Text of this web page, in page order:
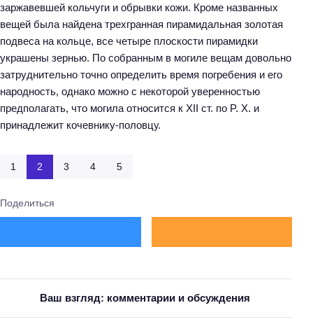
заржавевшей кольчуги и обрывки кожи. Кроме названных
вещей была найдена трехгранная пирамидальная золотая
подвеса на кольце, все четыре плоскости пирамидки
украшены зернью. По собранным в могиле вещам довольно
затруднительно точно определить время погребения и его
народность, однако можно с некоторой уверенностью
предполагать, что могила относится к XII ст. по P. X. и
принадлежит кочевнику-половцу.
1 2 3 4 5
Поделиться
Ваш взгляд: комментарии и обсуждения